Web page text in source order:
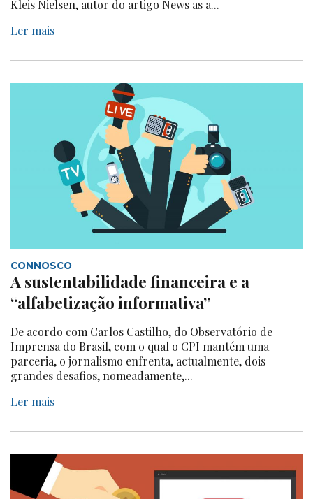
Kleis Nielsen, autor do artigo News as a...
Ler mais
CONNOSCO
A sustentabilidade financeira e a
“alfabetização informativa”
De acordo com Carlos Castilho, do Observatório de
Imprensa do Brasil, com o qual o CPI mantém uma
parceria, o jornalismo enfrenta, actualmente, dois
grandes desafios, nomeadamente,...
Ler mais